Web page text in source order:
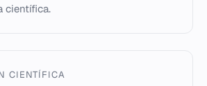
científica.
CIENTÍFICA